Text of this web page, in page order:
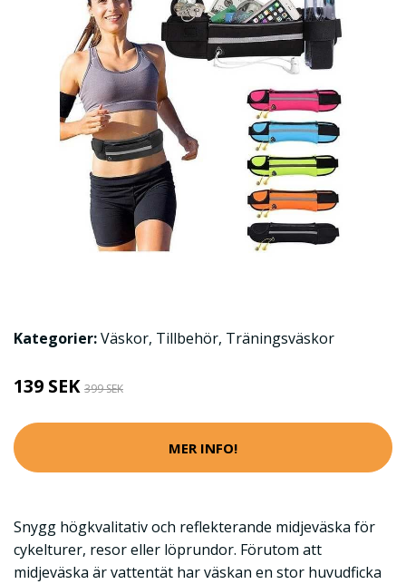
Kategorier:Väskor, Tillbehör, Träningsväskor
139 SEK 399 SEK
MER INFO!
Snygg högkvalitativ och reflekterande midjeväska för
cykelturer, resor eller löprundor. Förutom att
midjeväska är vattentät har väskan en stor huvudficka